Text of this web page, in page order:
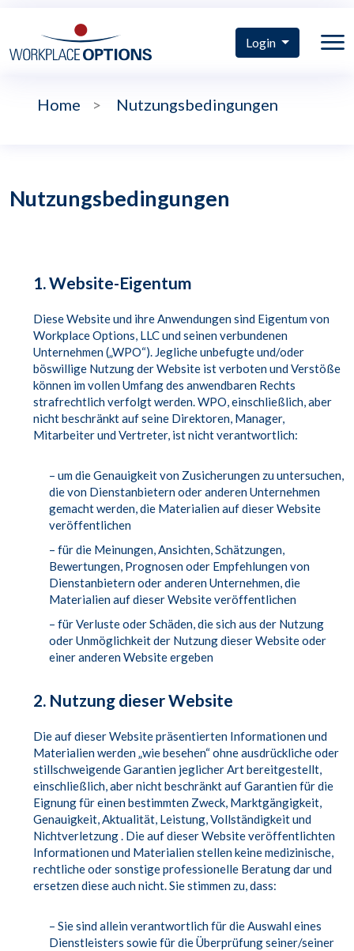
Login
Home > Nutzungsbedingungen
Nutzungsbedingungen
1. Website-Eigentum
Diese Website und ihre Anwendungen sind Eigentum von
Workplace Options, LLC und seinen verbundenen
Unternehmen („WPO“). Jegliche unbefugte und/oder
böswillige Nutzung der Website ist verboten und Verstöße
können im vollen Umfang des anwendbaren Rechts
strafrechtlich verfolgt werden. WPO, einschließlich, aber
nicht beschränkt auf seine Direktoren, Manager,
Mitarbeiter und Vertreter, ist nicht verantwortlich:
– um die Genauigkeit von Zusicherungen zu untersuchen,
die von Dienstanbietern oder anderen Unternehmen
gemacht werden, die Materialien auf dieser Website
veröffentlichen
– für die Meinungen, Ansichten, Schätzungen,
Bewertungen, Prognosen oder Empfehlungen von
Dienstanbietern oder anderen Unternehmen, die
Materialien auf dieser Website veröffentlichen
– für Verluste oder Schäden, die sich aus der Nutzung
oder Unmöglichkeit der Nutzung dieser Website oder
einer anderen Website ergeben
2. Nutzung dieser Website
Die auf dieser Website präsentierten Informationen und
Materialien werden „wie besehen“ ohne ausdrückliche oder
stillschweigende Garantien jeglicher Art bereitgestellt,
einschließlich, aber nicht beschränkt auf Garantien für die
Eignung für einen bestimmten Zweck, Marktgängigkeit,
Genauigkeit, Aktualität, Leistung, Vollständigkeit und
Nichtverletzung . Die auf dieser Website veröffentlichten
Informationen und Materialien stellen keine medizinische,
rechtliche oder sonstige professionelle Beratung dar und
ersetzen diese auch nicht. Sie stimmen zu, dass:
– Sie sind allein verantwortlich für die Auswahl eines
Dienstleisters sowie für die Überprüfung seiner/seiner